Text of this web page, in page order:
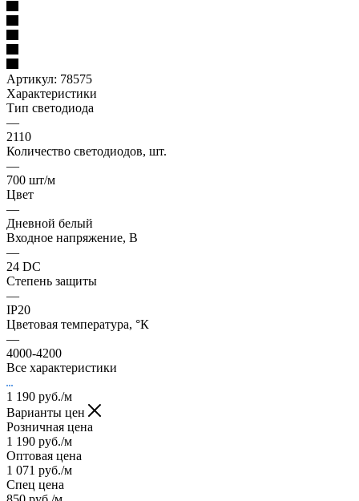
Артикул: 78575
Характеристики
Тип светодиода
—
2110
Количество светодиодов, шт.
—
700 шт/м
Цвет
—
Дневной белый
Входное напряжение, В
—
24 DC
Степень защиты
—
IP20
Цветовая температура, °К
—
4000-4200
Все характеристики
1 190 руб./м
Варианты цен
Розничная цена
1 190 руб./м
Оптовая цена
1 071 руб./м
Спец цена